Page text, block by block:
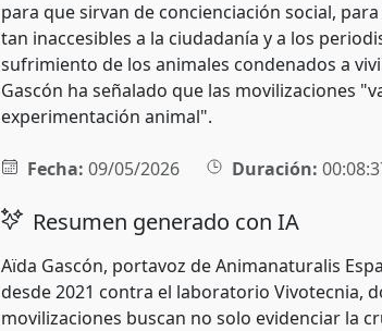
para que sirvan de concienciación social,
tan inaccesibles a la ciudadanía y a los
sufrimiento de los animales condenados a
Gascón ha señalado que las movilizaciones
experimentación animal".
Fecha: 09/05/2026 Duración:
Resumen generado con IA
Aïda Gascón, portavoz de Animanaturalis
desde 2021 contra el laboratorio Vivotecnia,
movilizaciones buscan no solo evidenciar la